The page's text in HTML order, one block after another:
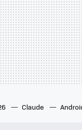
Claude